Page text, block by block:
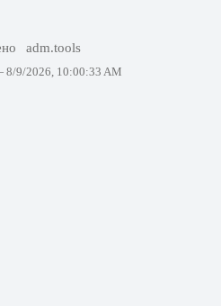
adm.tools
8/9/2026, 10:00:33 AM